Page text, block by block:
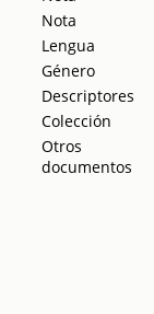
Nota
Lengua
Género
Descriptores
Colección
Otros
documentos